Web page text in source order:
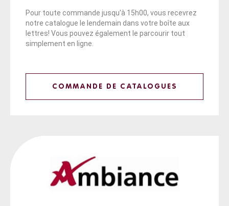
Pour toute commande jusqu'à 15h00, vous recevrez
notre catalogue le lendemain dans votre boîte aux
lettres! Vous pouvez également le parcourir tout
simplement en ligne.
COMMANDE DE CATALOGUES